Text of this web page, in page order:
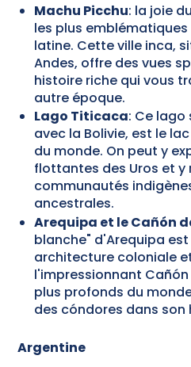
Machu Picchu: la joie
les plus
latine. Cette ville inca,
Andes, offre des vues
histoire riche qui vous
autre époque.
Lago Titicaca: Ce
avec la Bolivie, est le
du monde. On peut y
flottantes des Uros et y
communautés
ancestrales.
Arequipa et le Cañón
blanche" d'Arequipa
architecture coloniale
l'impressionnant
plus profonds du
des cóndores dans
Argentine